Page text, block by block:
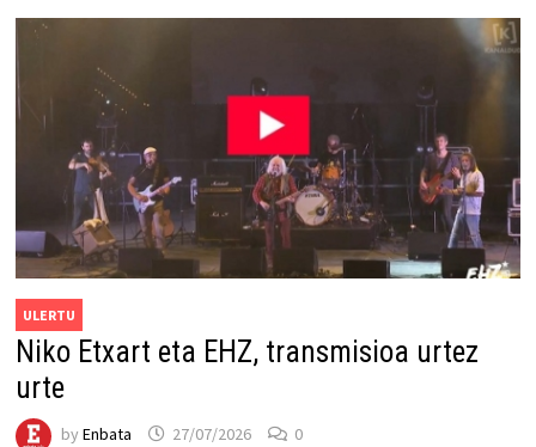
ULERTU
Niko Etxart eta EHZ, transmisioa urtez
urte
by Enbata 27/07/2026 0